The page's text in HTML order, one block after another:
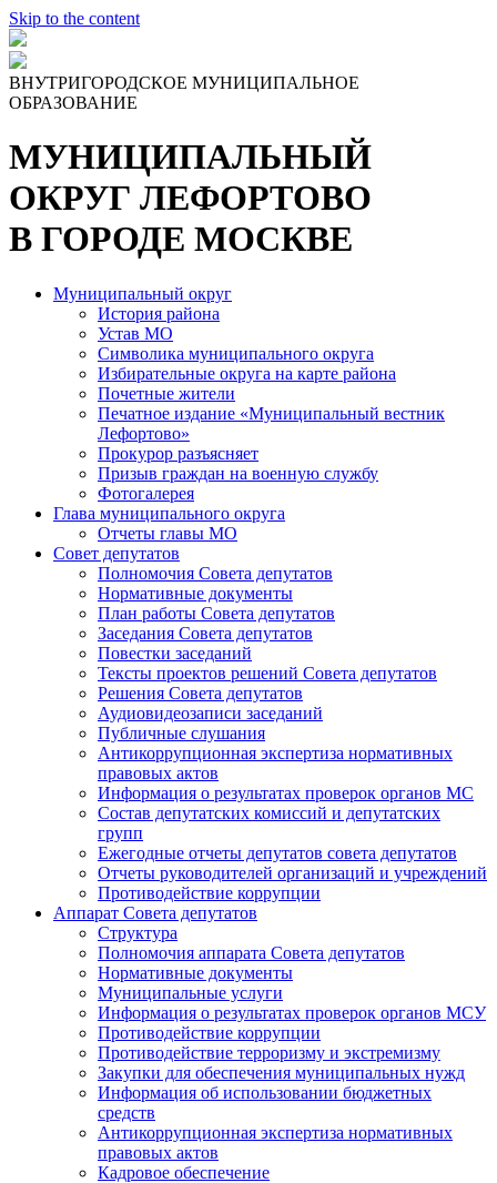
Skip to the content
ВНУТРИГОРОДСКОЕ МУНИЦИПАЛЬНОЕ
ОБРАЗОВАНИЕ
МУНИЦИПАЛЬНЫЙ
ОКРУГ ЛЕФОРТОВО
В ГОРОДЕ МОСКВЕ
Муниципальный округ
История района
Устав МО
Символика муниципального округа
Избирательные округа на карте района
Почетные жители
Печатное издание «Муниципальный вестник
Лефортово»
Прокурор разъясняет
Призыв граждан на военную службу
Фотогалерея
Глава муниципального округа
Отчеты главы МО
Совет депутатов
Полномочия Совета депутатов
Нормативные документы
План работы Совета депутатов
Заседания Cовета депутатов
Повестки заседаний
Тексты проектов решений Совета депутатов
Решения Совета депутатов
Аудиовидеозаписи заседаний
Публичные слушания
Антикоррупционная экспертиза нормативных
правовых актов
Информация о результатах проверок органов МС
Состав депутатских комиссий и депутатских
групп
Ежегодные отчеты депутатов совета депутатов
Отчеты руководителей организаций и учреждений
Противодействие коррупции
Аппарат Совета депутатов
Структура
Полномочия аппарата Совета депутатов
Нормативные документы
Муниципальные услуги
Информация о результатах проверок органов МСУ
Противодействие коррупции
Противодействие терроризму и экстремизму
Закупки для обеспечения муниципальных нужд
Информация об использовании бюджетных
средств
Антикоррупционная экспертиза нормативных
правовых актов
Кадровое обеспечение